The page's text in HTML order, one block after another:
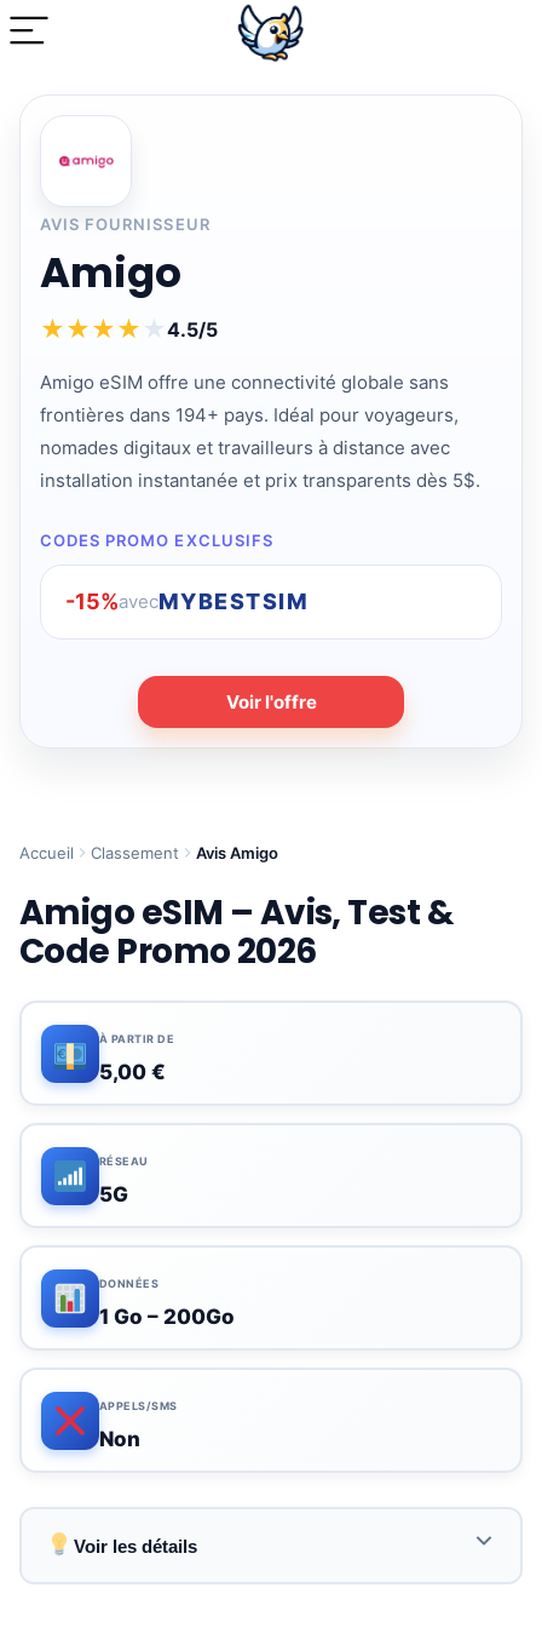
AVIS FOURNISSEUR
Amigo
★★★★ ★4.5/5
Amigo eSIM offre une connectivité globale sans
frontières dans 194+ pays. Idéal pour voyageurs,
nomades digitaux et travailleurs à distance avec
installation instantanée et prix transparents dès 5$.
CODES PROMO EXCLUSIFS
-15%avecMYBESTSIM
Voir l'offre
Accueil Classement Avis Amigo
Amigo eSIM – Avis, Test &
Code Promo 2026
À PARTIR DE
5,00 €
RÉSEAU
5G
DONNÉES
1 Go – 200Go
APPELS/SMS
Non
Voir les détails